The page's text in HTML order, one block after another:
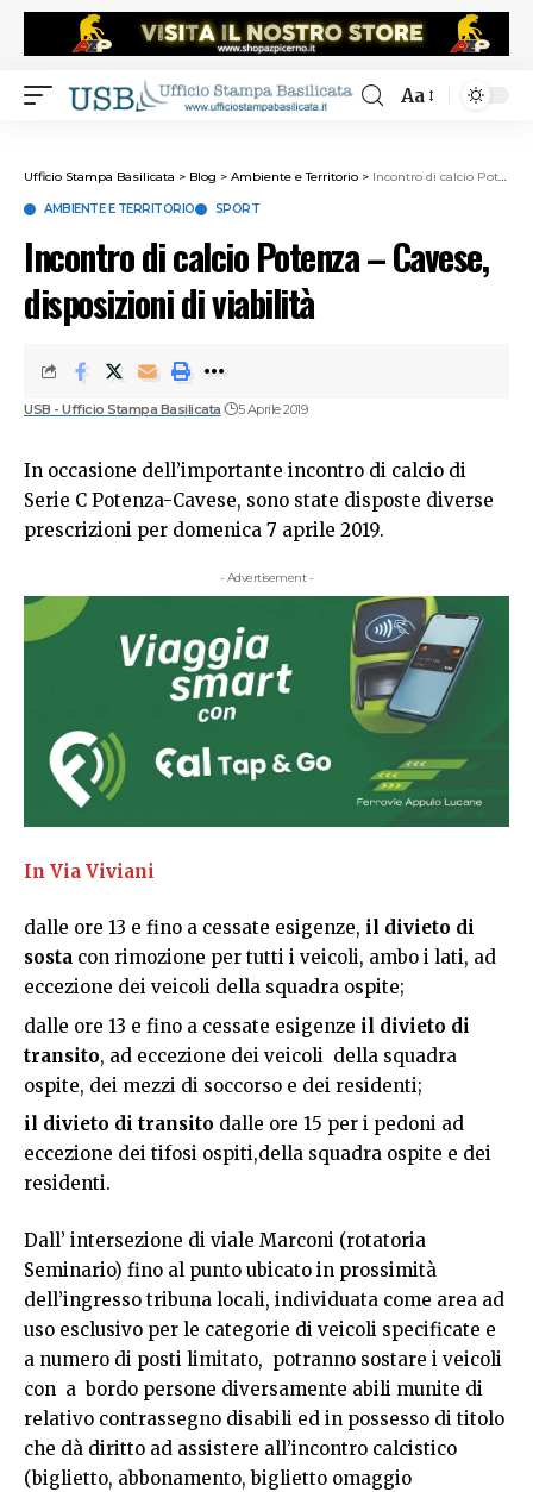
Aa
Ufficio Stampa Basilicata > Blog > Ambiente e Territorio > Incontro di calcio Potenza – Cavese, disposizioni di viabilità
AMBIENTE E TERRITORIO SPORT
Incontro di calcio Potenza – Cavese,
disposizioni di viabilità
USB - Ufficio Stampa Basilicata 5 Aprile 2019
In occasione dell’importante incontro di calcio di
Serie C Potenza-Cavese, sono state disposte diverse
prescrizioni per domenica 7 aprile 2019.
- Advertisement -
In Via Viviani
dalle ore 13 e fino a cessate esigenze, il divieto di
sosta con rimozione per tutti i veicoli, ambo i lati, ad
eccezione dei veicoli della squadra ospite;
dalle ore 13 e fino a cessate esigenze il divieto di
transito, ad eccezione dei veicoli della squadra
ospite, dei mezzi di soccorso e dei residenti;
il divieto di transito dalle ore 15 per i pedoni ad
eccezione dei tifosi ospiti,della squadra ospite e dei
residenti.
Dall’ intersezione di viale Marconi (rotatoria
Seminario) fino al punto ubicato in prossimità
dell’ingresso tribuna locali, individuata come area ad
uso esclusivo per le categorie di veicoli specificate e
a numero di posti limitato, potranno sostare i veicoli
con a bordo persone diversamente abili munite di
relativo contrassegno disabili ed in possesso di titolo
che dà diritto ad assistere all’incontro calcistico
(biglietto, abbonamento, biglietto omaggio